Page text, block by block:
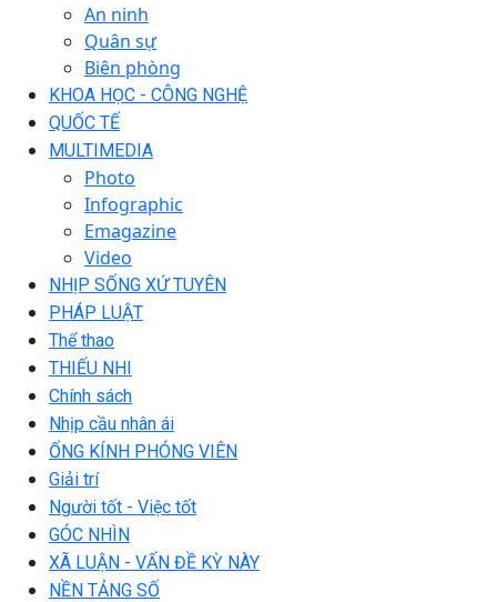
An ninh
Quân sự
Biên phòng
KHOA HỌC - CÔNG NGHỆ
QUỐC TẾ
MULTIMEDIA
Photo
Infographic
Emagazine
Video
NHỊP SỐNG XỨ TUYÊN
PHÁP LUẬT
Thể thao
THIẾU NHI
Chính sách
Nhịp cầu nhân ái
ỐNG KÍNH PHÓNG VIÊN
Giải trí
Người tốt - Việc tốt
GÓC NHÌN
XÃ LUẬN - VẤN ĐỀ KỲ NÀY
NỀN TẢNG SỐ